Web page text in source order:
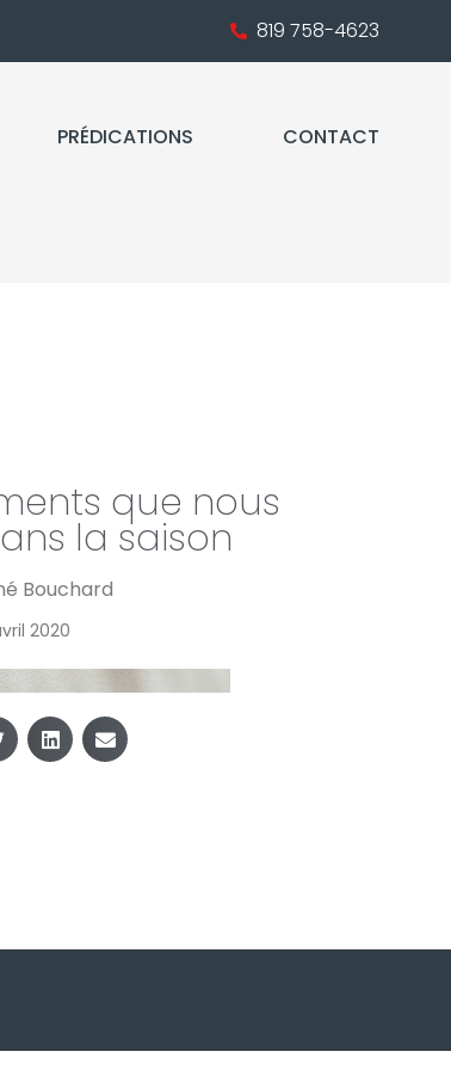
819 758-4623
PRÉDICATIONS CONTACT
que nous
la saison
Bouchard
2020